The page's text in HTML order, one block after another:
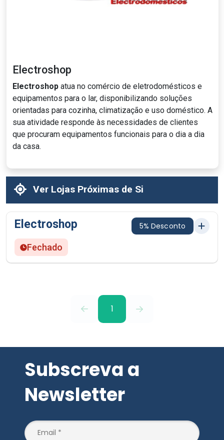
Electroshop
Electroshop atua no comércio de eletrodomésticos e
equipamentos para o lar, disponibilizando soluções
orientadas para cozinha, climatização e uso doméstico. A
sua atividade responde às necessidades de clientes
que procuram equipamentos funcionais para o dia a dia
da casa.
Ver Lojas Próximas de Si
Electroshop 5% Desconto
Fechado
1
Subscreva a
Newsletter